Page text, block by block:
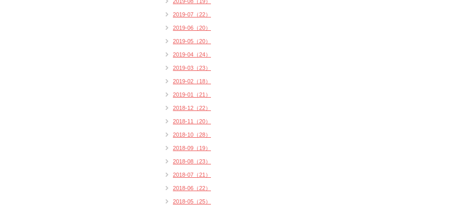
2019-07（22）
2019-06（20）
2019-05（20）
2019-04（24）
2019-03（23）
2019-02（18）
2019-01（21）
2018-12（22）
2018-11（20）
2018-10（28）
2018-09（19）
2018-08（23）
2018-07（21）
2018-06（22）
2018-05（25）